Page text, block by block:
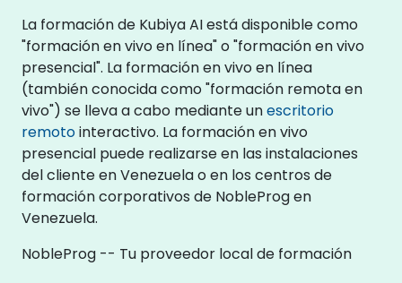
La formación de Kubiya AI está disponible como
"formación en vivo en línea" o "formación en vivo
presencial". La formación en vivo en línea
(también conocida como "formación remota en
vivo") se lleva a cabo mediante unescritorio
remotointeractivo. La formación en vivo
presencial puede realizarse en las instalaciones
del cliente en Venezuela o en los centros de
formación corporativos de NobleProg en
Venezuela.
NobleProg -- Tu proveedor local de formación